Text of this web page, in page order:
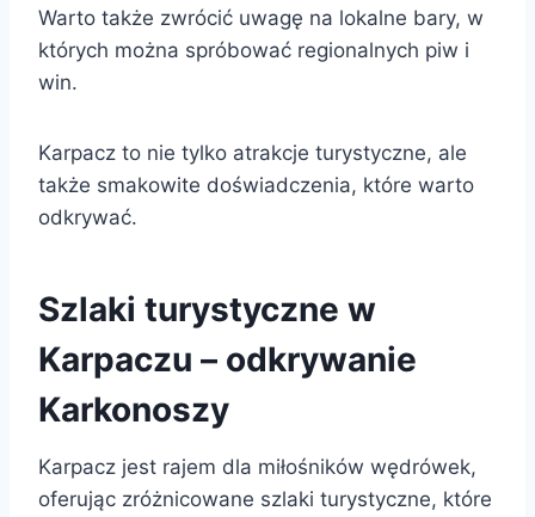
Warto także zwrócić uwagę na lokalne bary, w
których można spróbować regionalnych piw i
win.
Karpacz to nie tylko atrakcje turystyczne, ale
także smakowite doświadczenia, które warto
odkrywać.
Szlaki turystyczne w
Karpaczu – odkrywanie
Karkonoszy
Karpacz jest rajem dla miłośników wędrówek,
oferując zróżnicowane szlaki turystyczne, które